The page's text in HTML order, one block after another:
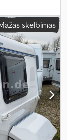
skelbimas